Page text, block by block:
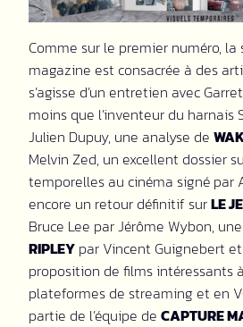
Comme sur le premier numéro,
magazine est consacrée à des
s’agisse d’un entretien avec
moins que l’inventeur du harnais
Julien Dupuy, une analyse de
Melvin Zed, un excellent dossier
temporelles au cinéma signé par
encore un retour définitif surLE
Bruce Lee par Jérôme Wybon,
RIPLEY par Vincent Guignebert
proposition de films intéressants
plateformes de streaming et en
partie de l’équipe de CAPTURE